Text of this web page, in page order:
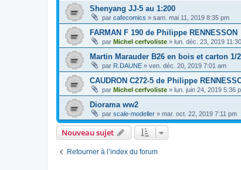
Shenyang JJ-5 au 1:200
par cafecomics » sam. mai 11, 2019 8:35 pm
FARMAN F 190 de Philippe RENNESSON
par Michel cerfvoliste » lun. déc. 23, 2019
Martin Marauder B26 en bois et carton 1/
par R.DAUNE » ven. déc. 20, 2019 7:01 am
CAUDRON C272-5 de Philippe
par Michel cerfvoliste » lun. juin 24, 2019 5:36
Diorama ww2
par scale-modeller » mar. oct. 22, 2019 7:11 pm
Nouveau sujet
Retourner à l’index du forum